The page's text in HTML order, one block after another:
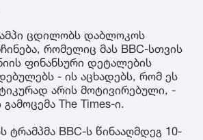
ცდილობს დაბლოკოს
რომელიც მას BBC-სთვის
ფინანსური დეტალების
- ის აცხადებს, რომ ეს
არის მოტივირებული, -
The Times-ი.
ტრამპმა BBC-ს წინააღმდეგ 10-